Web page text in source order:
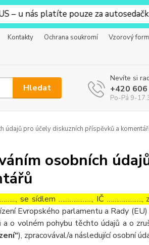
nás platíte pouze za
Kontakty Ochrana soukromí
Vzorový
Hledat
Nevíte si
+420
Po-Pá 9-
údajů pro účely diskuzních příspěvků a
osobních
se sídlem ………………, IČ ……………….,
Evropského parlamentu a Rady
a o volném pohybu těchto údajů a o
), zpracovával/a následující osobní